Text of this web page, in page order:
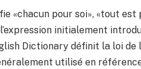
«chacun pour soi», «tout est
initialement
Dictionary définit la loi de
utilisé en